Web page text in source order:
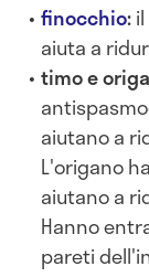
finocchio:
aiuta a
timo e
aiutano a
L'origano
aiutano a
Hanno
pareti